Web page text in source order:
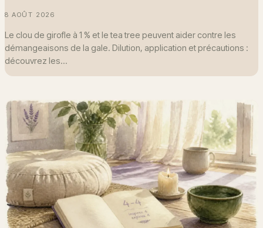
8 AOÛT 2026
Le clou de girofle à 1 % et le tea tree peuvent aider contre les
démangeaisons de la gale. Dilution, application et précautions :
découvrez les…